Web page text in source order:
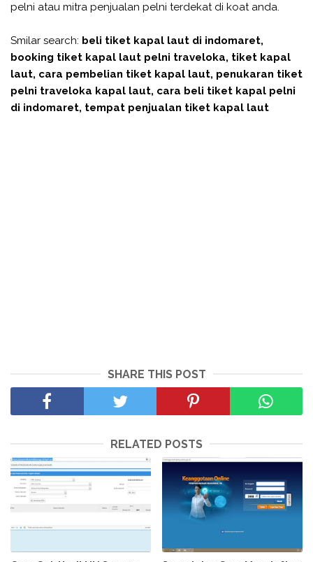
pelni atau mitra penjualan pelni terdekat di koat anda.
Smilar search: beli tiket kapal laut di indomaret,
booking tiket kapal laut pelni traveloka, tiket kapal
laut, cara pembelian tiket kapal laut, penukaran tiket
pelni traveloka kapal laut, cara beli tiket kapal pelni
di indomaret, tempat penjualan tiket kapal laut
SHARE THIS POST
RELATED POSTS